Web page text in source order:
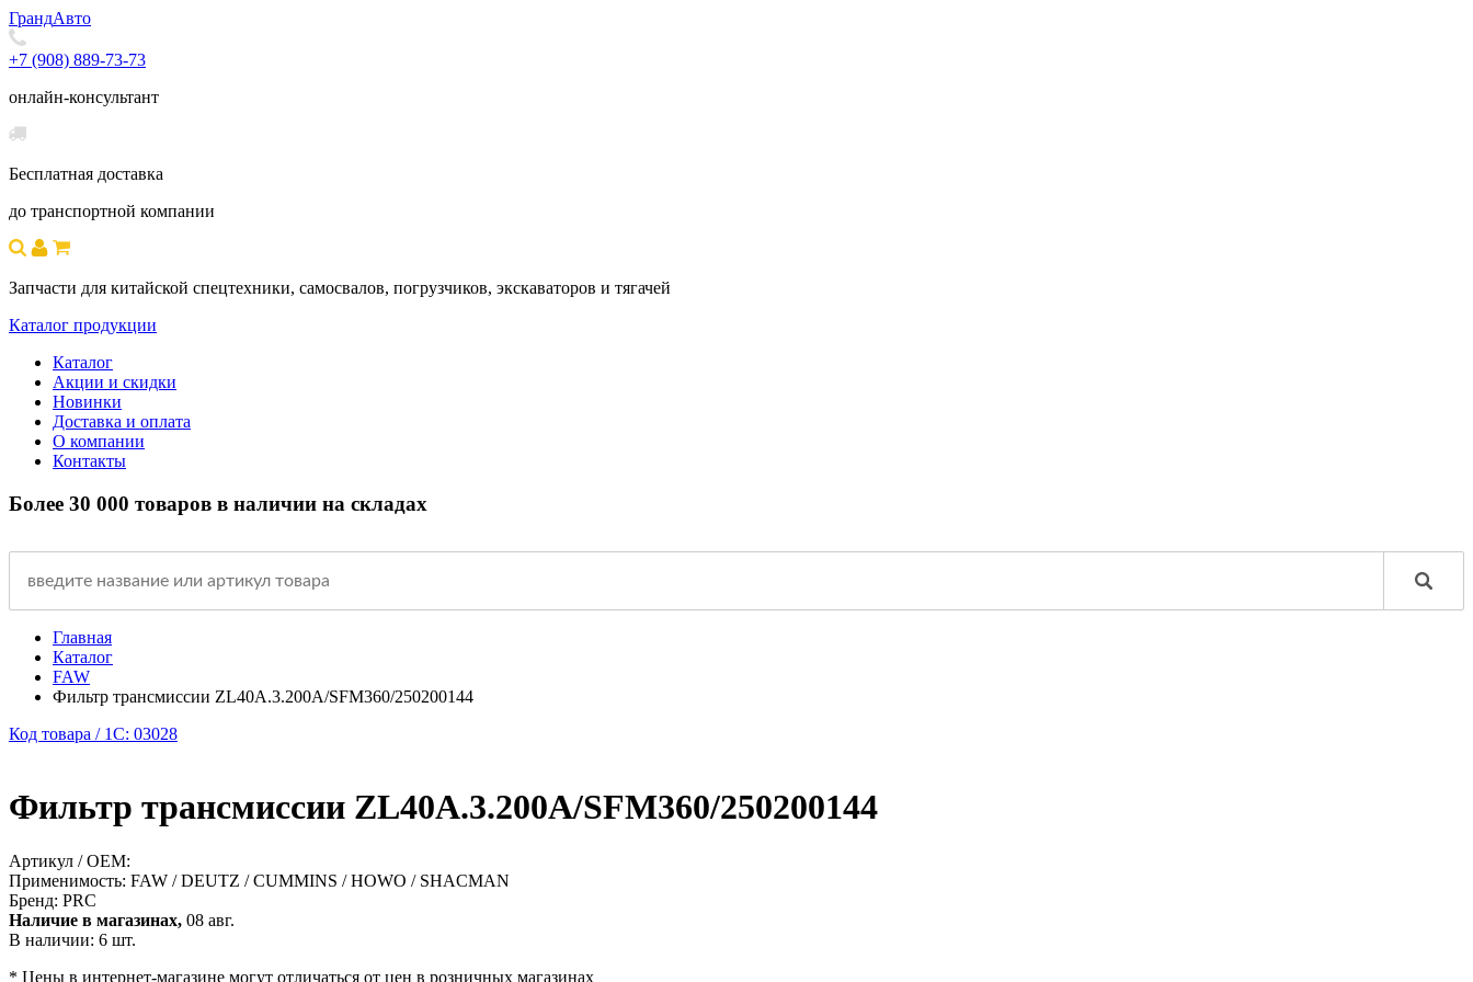
ГрандАвто
+7 (908) 889-73-73
онлайн-консультант
Бесплатная доставка
до транспортной компании
Запчасти для китайской спецтехники, самосвалов, погрузчиков, экскаваторов и тягачей
Каталог продукции
Каталог
Акции и скидки
Новинки
Доставка и оплата
О компании
Контакты
Более 30 000 товаров в наличии на складах
Главная
Каталог
FAW
Фильтр трансмиссии ZL40A.3.200A/SFM360/250200144
Код товара / 1C: 03028
Фильтр трансмиссии ZL40A.3.200A/SFM360/250200144
Артикул / OEM:
Применимость: FAW / DEUTZ / CUMMINS / HOWO / SHACMAN
Бренд: PRC
Наличие в магазинах, 08 авг.
В наличии: 6 шт.
* Цены в интернет-магазине могут отличаться от цен в розничных магазинах